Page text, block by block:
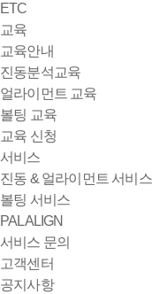
ETC
교육
교육안내
진동분석교육
얼라이먼트 교육
볼팅 교육
교육 신청
서비스
진동 & 얼라이먼트 서비스
볼팅 서비스
PALALIGN
서비스 문의
고객센터
공지사항